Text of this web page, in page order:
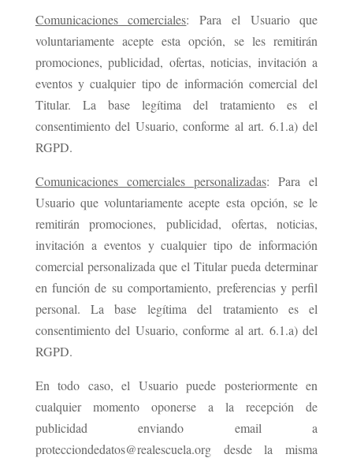
Comunicaciones comerciales: Para el Usuario que
voluntariamente acepte esta opción, se les remitirán
promociones, publicidad, ofertas, noticias, invitación a
eventos y cualquier tipo de información comercial del
Titular. La base legítima del tratamiento es el
consentimiento del Usuario, conforme al art. 6.1.a) del
RGPD.
Comunicaciones comerciales personalizadas: Para el
Usuario que voluntariamente acepte esta opción, se le
remitirán promociones, publicidad, ofertas, noticias,
invitación a eventos y cualquier tipo de información
comercial personalizada que el Titular pueda determinar
en función de su comportamiento, preferencias y perfil
personal. La base legítima del tratamiento es el
consentimiento del Usuario, conforme al art. 6.1.a) del
RGPD.
En todo caso, el Usuario puede posteriormente en
cualquier momento oponerse a la recepción de
publicidad enviando email a
protecciondedatos@realescuela.org desde la misma